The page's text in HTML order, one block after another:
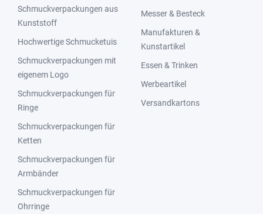
Schmuckverpackungen aus
Kunststoff
Hochwertige Schmucketuis
Schmuckverpackungen mit
eigenem Logo
Schmuckverpackungen für
Ringe
Schmuckverpackungen für
Ketten
Schmuckverpackungen für
Armbänder
Schmuckverpackungen für
Ohrringe
Messer & Besteck
Manufakturen &
Kunstartikel
Essen & Trinken
Werbeartikel
Versandkartons